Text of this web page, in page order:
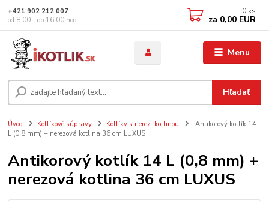
Menu
Hľadať
+421 902 212 007
od 8:00 - do 16:00 hod
0 ks
za 0,00 EUR
Úvod Kotlíkové súpravy Kotlíky s nerez. kotlinou
Antikorový kotlík 14
L (0,8 mm) + nerezová kotlina 36 cm LUXUS
Antikorový kotlík 14 L (0,8 mm) +
nerezová kotlina 36 cm LUXUS